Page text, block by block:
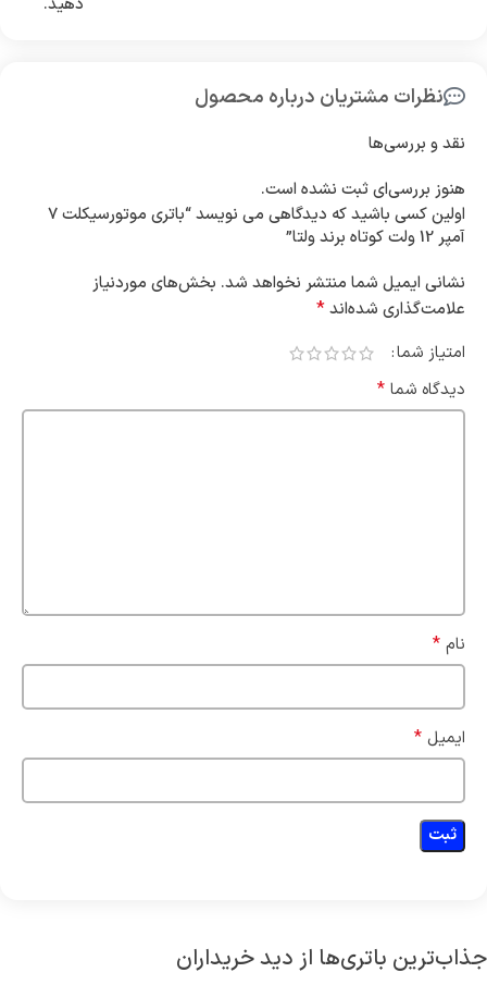
نظرات مشتریان درباره محصول
نقد و بررسی‌ها
هنوز بررسی‌ای ثبت نشده است.
اولین کسی باشید که دیدگاهی می نویسد “باتری موتورسیکلت 7
آمپر 12 ولت کوتاه برند ولتا”
نشانی ایمیل شما منتشر نخواهد شد. بخش‌های موردنیاز
علامت‌گذاری شده‌اند*
امتیاز شما
دیدگاه شما *
نام *
ایمیل *
جذاب‌ترین باتری‌ها از دید خریداران